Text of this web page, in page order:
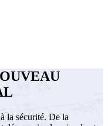
la sécurité. De la